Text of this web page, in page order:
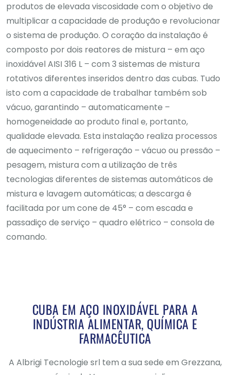
produtos de elevada viscosidade com o objetivo de
multiplicar a capacidade de produção e revolucionar
o sistema de produção. O coração da instalação é
composto por dois reatores de mistura – em aço
inoxidável AISI 316 L – com 3 sistemas de mistura
rotativos diferentes inseridos dentro das cubas. Tudo
isto com a capacidade de trabalhar também sob
vácuo, garantindo – automaticamente –
homogeneidade ao produto final e, portanto,
qualidade elevada. Esta instalação realiza processos
de aquecimento – refrigeração – vácuo ou pressão –
pesagem, mistura com a utilização de três
tecnologias diferentes de sistemas automáticos de
mistura e lavagem automáticas; a descarga é
facilitada por um cone de 45° – com escada e
passadiço de serviço – quadro elétrico – consola de
comando.
CUBA EM AÇO INOXIDÁVEL PARA A
INDÚSTRIA ALIMENTAR, QUÍMICA E
FARMACÊUTICA
A Albrigi Tecnologie srl tem a sua sede em Grezzana,